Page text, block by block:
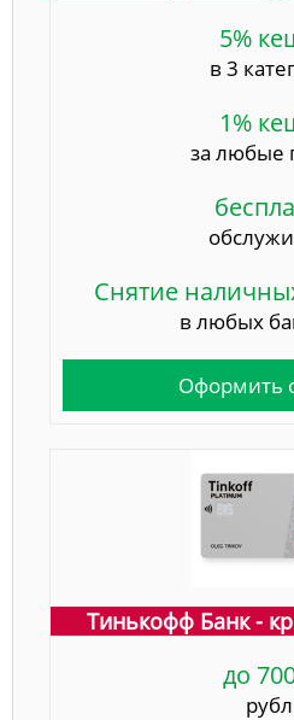
5%
в 3
1%
за любые
Снятие
в любых
Оформить
Тинькофф Банк -
до